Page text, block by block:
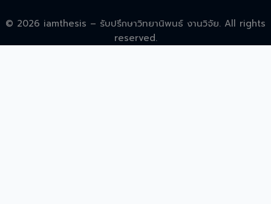
© 2026 iamthesis – รับปรึกษาวิทยานิพนธ์ งานวิจัย. All rights
reserved.